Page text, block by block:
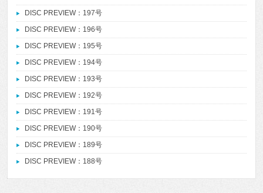
DISC PREVIEW：197号
DISC PREVIEW：196号
DISC PREVIEW：195号
DISC PREVIEW：194号
DISC PREVIEW：193号
DISC PREVIEW：192号
DISC PREVIEW：191号
DISC PREVIEW：190号
DISC PREVIEW：189号
DISC PREVIEW：188号